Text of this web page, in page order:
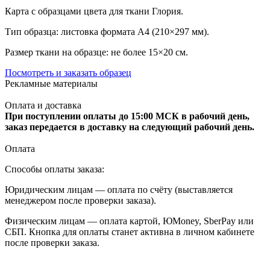
Карта с образцами цвета для ткани Глория.
Тип образца: листовка формата А4 (210×297 мм).
Размер ткани на образце: не более 15×20 см.
Посмотреть и заказать образец
Рекламные материалы
Оплата и доставка
При поступлении оплаты до 15:00 МСК в рабочий день,
заказ передается в доставку на следующий рабочий день.
Оплата
Способы оплаты заказа:
Юридическим лицам — оплата по счёту (выставляется
менеджером после проверки заказа).
Физическим лицам — оплата картой, ЮMoney, SberPay или
СБП. Кнопка для оплаты станет активна в личном кабинете
после проверки заказа.